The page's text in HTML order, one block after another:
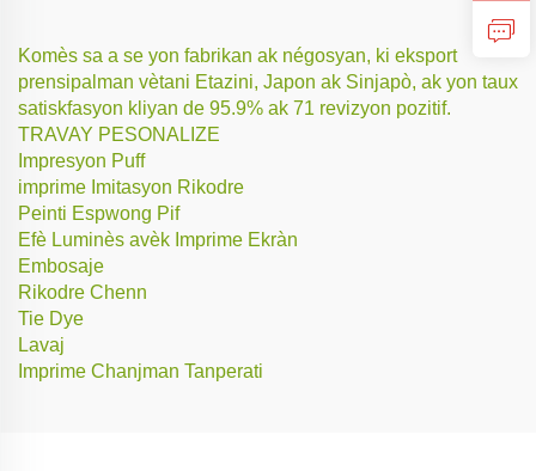
Komès sa a se yon fabrikan ak négosyan, ki eksport
prensipalman vètani Etazini, Japon ak Sinjapò, ak yon taux
satiskfasyon kliyan de 95.9% ak 71 revizyon pozitif.
TRAVAY PESONALIZE
Impresyon Puff
imprime Imitasyon Rikodre
Peinti Espwong Pif
Efè Luminès avèk Imprime Ekràn
Embosaje
Rikodre Chenn
Tie Dye
Lavaj
Imprime Chanjman Tanperati